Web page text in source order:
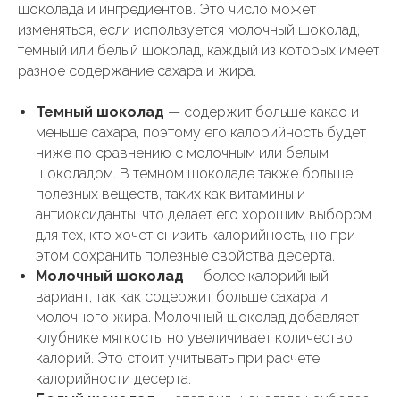
шоколада и ингредиентов. Это число может
изменяться, если используется молочный шоколад,
темный или белый шоколад, каждый из которых имеет
разное содержание сахара и жира.
Темный шоколад — содержит больше какао и
меньше сахара, поэтому его калорийность будет
ниже по сравнению с молочным или белым
шоколадом. В темном шоколаде также больше
полезных веществ, таких как витамины и
антиоксиданты, что делает его хорошим выбором
для тех, кто хочет снизить калорийность, но при
этом сохранить полезные свойства десерта.
Молочный шоколад — более калорийный
вариант, так как содержит больше сахара и
молочного жира. Молочный шоколад добавляет
клубнике мягкость, но увеличивает количество
калорий. Это стоит учитывать при расчете
калорийности десерта.